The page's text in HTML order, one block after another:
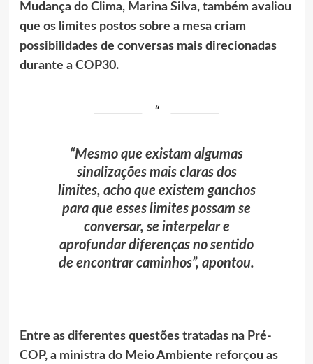
Mudança do Clima, Marina Silva, também avaliou
que os limites postos sobre a mesa criam
possibilidades de conversas mais direcionadas
durante a COP30.
“Mesmo que existam algumas
sinalizações mais claras dos
limites, acho que existem ganchos
para que esses limites possam se
conversar, se interpelar e
aprofundar diferenças no sentido
de encontrar caminhos”, apontou.
Entre as diferentes questões tratadas na Pré-
COP, a ministra do Meio Ambiente reforçou as